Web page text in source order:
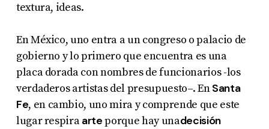
textura, ideas.
En México, uno entra a un congreso o palacio de
gobierno y lo primero que encuentra es una
placa dorada con nombres de funcionarios -los
verdaderos artistas del presupuesto–. EnSanta
Fe, en cambio, uno mira y comprende que este
lugar respiraarteporque hay unadecisión